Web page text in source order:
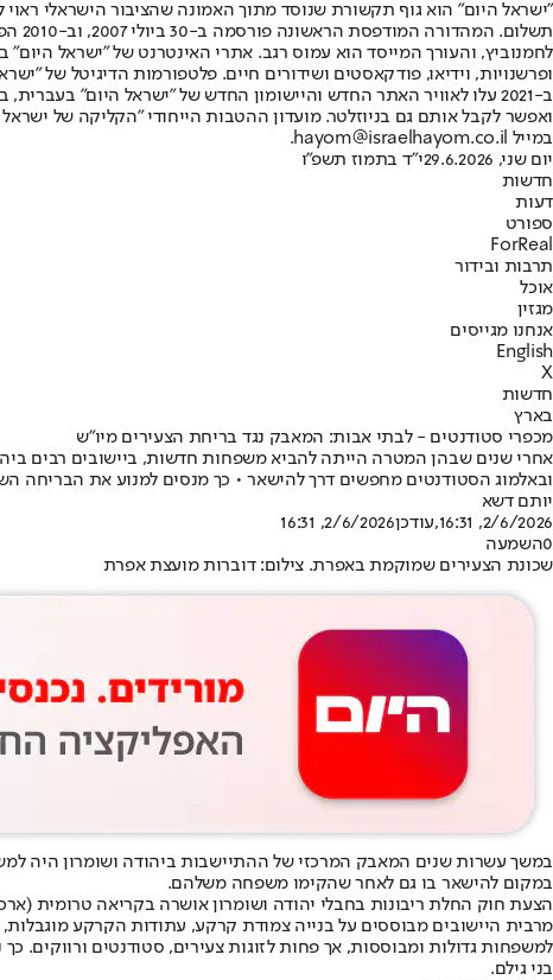
"ישראל היום" הוא גוף תקשורת שנוסד מתוך האמונה שהציבור הישראלי ראוי
ופרשנויות, וידיאו, פודקאסטים ושידורים חיים. פלטפורמות הדיגיטל של
ב-2021 עלו לאוויר האתר החדש והיישומון החדש של "ישראל היום"
ואפשר לקבל אותם גם בניוזלטר. מועדון ההטבות הייחודי "הקליקה של
במייל hayom@israelhayom.co.il.
יום שני, 29.6.2026
י"ד בתמוז תשפ"ו
חדשות
דעות
ספורט
ForReal
תרבות ובידור
אוכל
מגזין
אנחנו מגייסים
English
X
חדשות
בארץ
מכפרי סטודנטים - לבתי אבות: המאבק נגד בריחת הצעירים מיו"ש
אחרי שנים שבהן המטרה הייתה להביא משפחות חדשות, ביישובים רבים
ובאלמוג הסטודנטים מחפשים דרך להישאר • כך מנסים למנוע את הבריחה
יותם דשא
2/6/2026, 16:31
,עודכן2/6/2026, 16:31
0השמעה
שכונת הצעירים שמוקמת באפרת. צילום: דוברות מועצת אפרת
במשך עשרות שנים המאבק המרכזי של ההתיישבות ביהודה ושומרון היה
במקום להישאר בו גם לאחר שהקימו משפחה משלהם.
הצעת חוק החלת ריבונות בחבלי יהודה ושומרון אושרה בקריאה טרומית
מרבית היישובים מבוססים על בנייה צמודת קרקע, עתודות הקרקע
למשפחות גדולות ומבוססות, אך פחות לזוגות צעירים, סטודנטים
בני גילם.